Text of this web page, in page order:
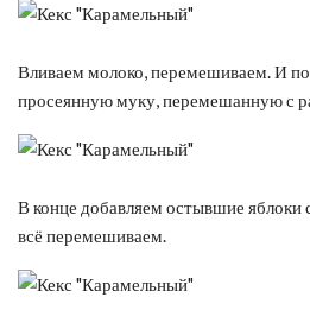
Вливаем молоко, перемешиваем. И
просеянную муку, перемешанную с
В конце добавляем остывшие
всё перемешиваем.